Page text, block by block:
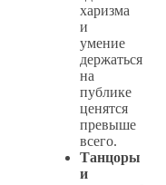
харизма
и
умение
держаться
на
публике
ценятся
превыше
всего.
Танцоры
и